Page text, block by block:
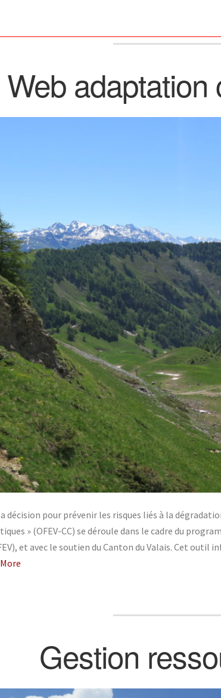
Web
décision pour prévenir les risques liés à la
» (OFEV-CC) se déroule dans le cadre du
et avec le soutien du Canton du Valais. Cet
Gestion